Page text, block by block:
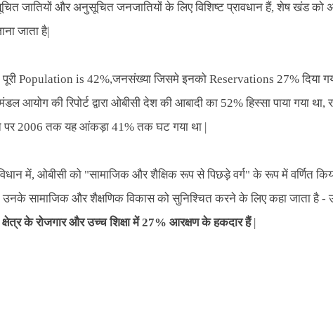
जातियों और अनुसूचित जनजातियों के लिए विशिष्ट प्रावधान हैं,शेष खंड को
जाता है|
Population is 42%,जनसंख्या जिसमे इनको Reservations 27% दिया
आयोग की रिपोर्ट द्वारा ओबीसी देश की आबादी का 52% हिस्सा पाया गया था,
पर 2006 तक यह आंकड़ा 41% तक घट गया था |
में, ओबीसी को "सामाजिक और शैक्षिक रूप से पिछड़े वर्ग" के रूप में वर्णित
उनके सामाजिक और शैक्षणिक विकास को सुनिश्चित करने के लिए कहा जाता है -
क्षेत्र के रोजगार और उच्च शिक्षा में 27% आरक्षण के हकदार हैं|